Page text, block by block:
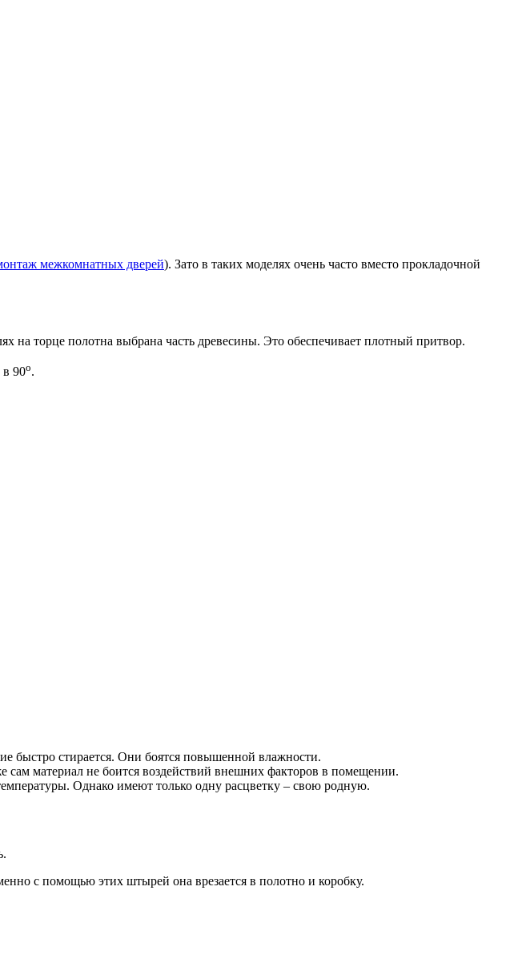
межкомнатных дверей). Зато в таких моделях очень часто вместо прокладочной
на торце полотна выбрана часть древесины. Это обеспечивает плотный притвор.
в 90о.
быстро стирается. Они боятся повышенной влажности.
материал не боится воздействий внешних факторов в помещении.
Однако имеют только одну расцветку – свою родную.
с помощью этих штырей она врезается в полотно и коробку.